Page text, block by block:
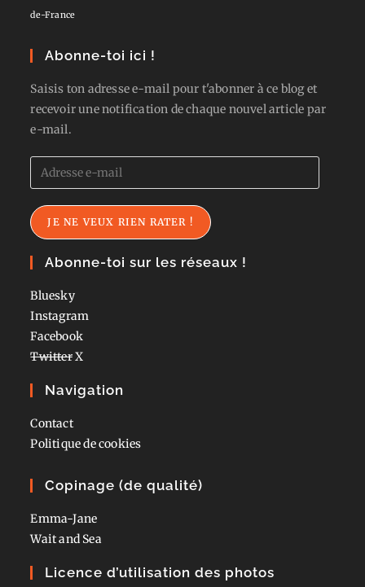
de-France
Abonne-toi ici !
Saisis ton adresse e-mail pour t'abonner à ce blog et
recevoir une notification de chaque nouvel article par
e-mail.
Adresse
e-
mail
JE NE VEUX RIEN RATER !
Abonne-toi sur les réseaux !
Bluesky
Instagram
Facebook
TwitterX
Navigation
Contact
Politique de cookies
Copinage (de qualité)
Emma-Jane
Wait and Sea
Licence d’utilisation des photos